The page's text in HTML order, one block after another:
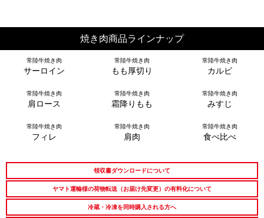
結婚内祝い
長寿祝い 高級肉ギフト 法人ギフト
LINEギフト ふるさと納税
焼き肉商品ラインナップ
常陸牛焼き肉
サーロイン
常陸牛焼き肉
もも厚切り
常陸牛焼き肉
カルビ
常陸牛焼き肉
肩ロース
常陸牛焼き肉
霜降りもも
常陸牛焼き肉
みすじ
常陸牛焼き肉
フィレ
常陸牛焼き肉
肩肉
常陸牛焼き肉
食べ比べ
領収書ダウンロードについて
ヤマト運輸様の荷物転送（お届け先変更）の有料化について
冷蔵・冷凍を同時購入される方へ